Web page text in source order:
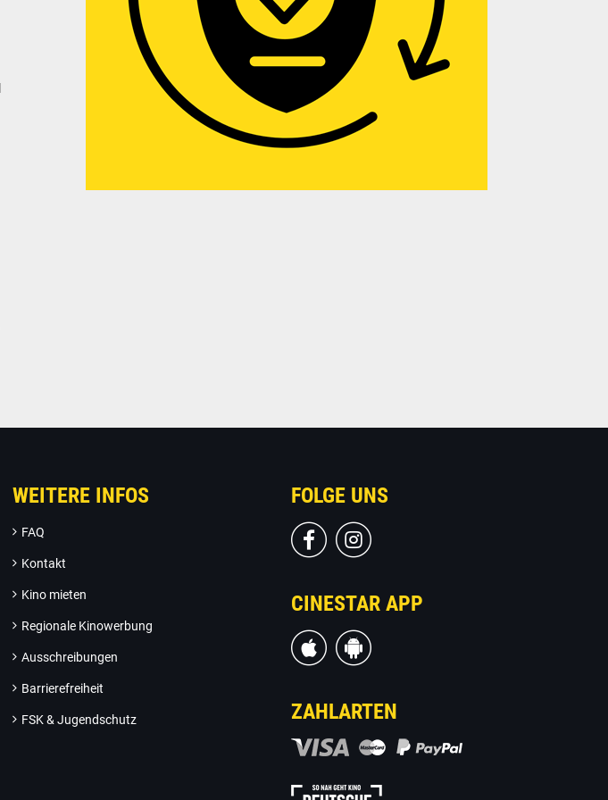
WEITERE INFOS
FAQ
Kontakt
Kino mieten
Regionale Kinowerbung
Ausschreibungen
Barrierefreiheit
FSK & Jugendschutz
FOLGE UNS
CINESTAR APP
ZAHLARTEN